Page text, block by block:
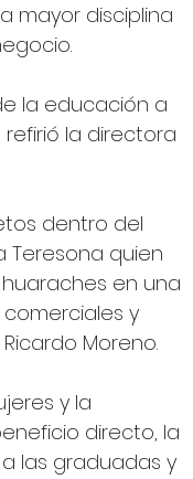
mayor disciplina
la educación a
la directora
dentro del
Teresona quien
en una
y
Moreno.
y la
directo, la
las graduadas y